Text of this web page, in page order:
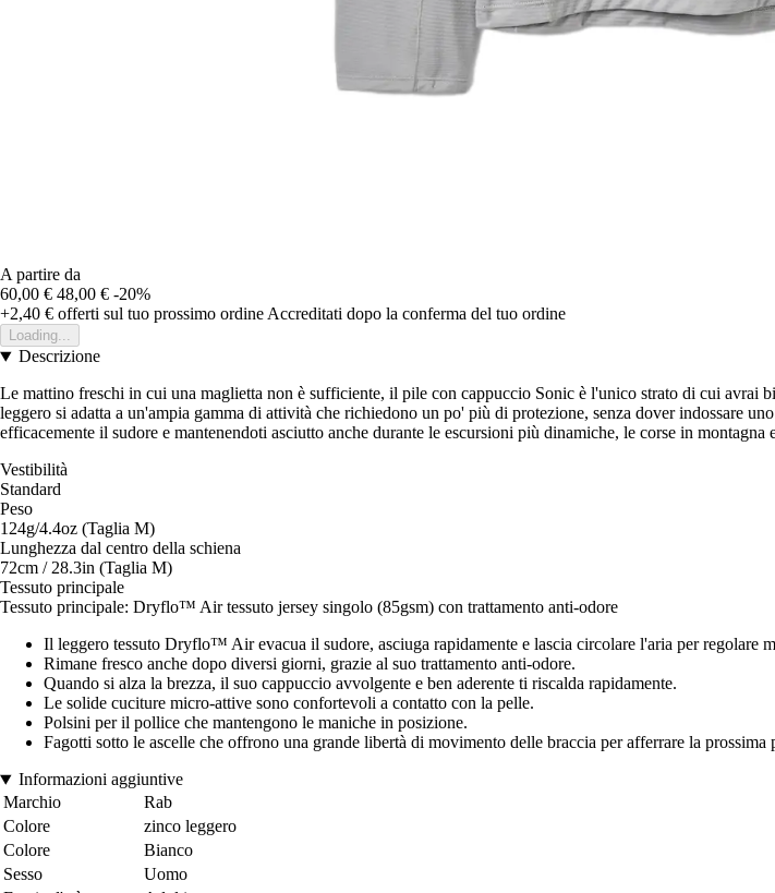
A partire da
60,00 € 48,00 € -20%
+2,40 € offerti sul tuo prossimo ordineAccreditati dopo la conferma del tuo ordine
Loading...
Descrizione
Le mattino freschi in cui una maglietta non è sufficiente, il pile con cappuccio Sonic è l'unico strato di cui avrai
leggero si adatta a un'ampia gamma di attività che richiedono un po' più di protezione, senza dover indossare
efficacemente il sudore e mantenendoti asciutto anche durante le escursioni più dinamiche, le corse in montagna
Vestibilità
Standard
Peso
124g/4.4oz (Taglia M)
Lunghezza dal centro della schiena
72cm / 28.3in (Taglia M)
Tessuto principale
Tessuto principale: Dryflo™ Air tessuto jersey singolo (85gsm) con trattamento anti-odore
Il leggero tessuto Dryflo™ Air evacua il sudore, asciuga rapidamente e lascia circolare l'aria per regolare
Rimane fresco anche dopo diversi giorni, grazie al suo trattamento anti-odore.
Quando si alza la brezza, il suo cappuccio avvolgente e ben aderente ti riscalda rapidamente.
Le solide cuciture micro-attive sono confortevoli a contatto con la pelle.
Polsini per il pollice che mantengono le maniche in posizione.
Fagotti sotto le ascelle che offrono una grande libertà di movimento delle braccia per afferrare la prossima
Informazioni aggiuntive
Marchio
Rab
Colore
zinco leggero
Colore
Bianco
Sesso
Uomo